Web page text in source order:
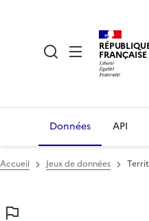
FRANÇAISE
Données API
Accueil Jeux de données